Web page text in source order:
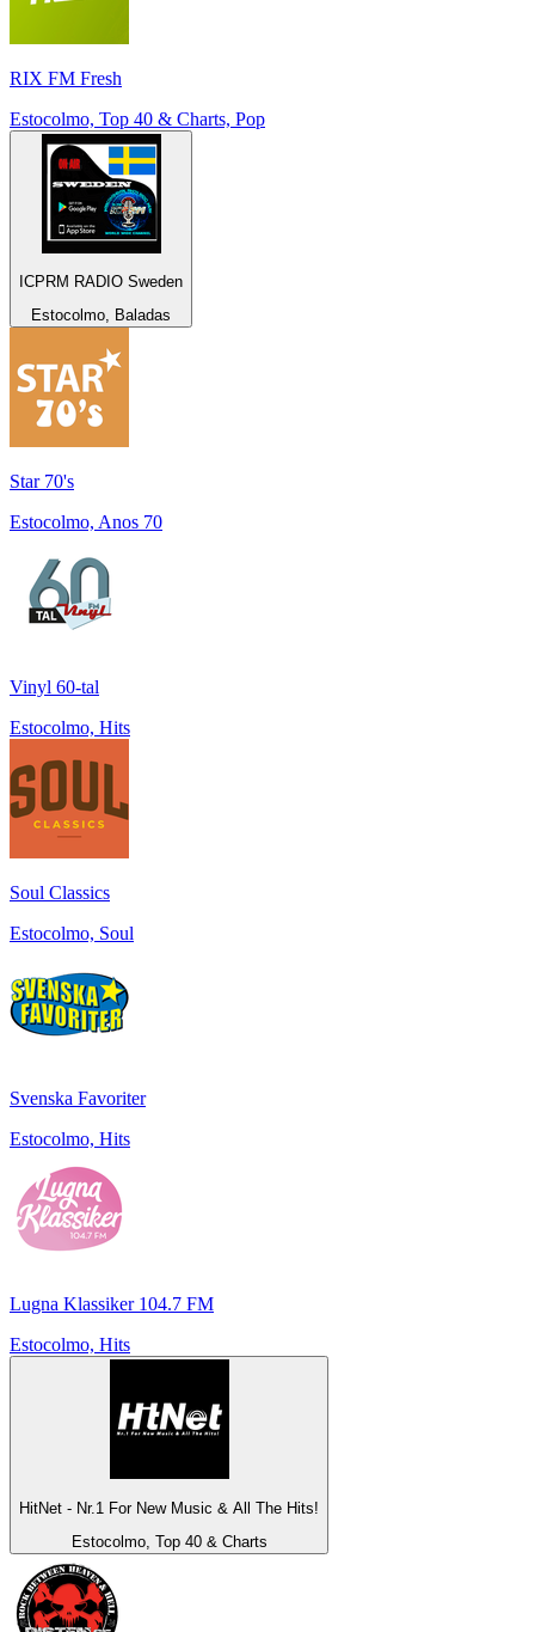
RIX FM Fresh
Estocolmo, Top 40 & Charts, Pop
ICPRM RADIO Sweden
Estocolmo, Baladas
Star 70's
Estocolmo, Anos 70
Vinyl 60-tal
Estocolmo, Hits
Soul Classics
Estocolmo, Soul
Svenska Favoriter
Estocolmo, Hits
Lugna Klassiker 104.7 FM
Estocolmo, Hits
HitNet - Nr.1 For New Music & All The Hits!
Estocolmo, Top 40 & Charts